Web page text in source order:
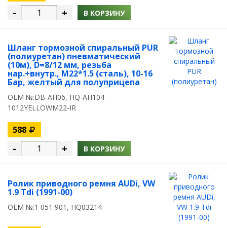
- + В КОРЗИНУ
Шланг тормозной спиральный PUR
(полиуретан) пневматический
(10м), D=8/12 мм, резьба
нар.+внутр., M22*1.5 (сталь), 10-16
Бар, желтый для полуприцепа
OEM №:DB-AH06, HQ-AH104-
1012YELLOWM22-IR
588
- + В КОРЗИНУ
Ролик приводного ремня AUDi, VW
1.9 Tdi (1991-00)
OEM №:1 051 901, HQ03214